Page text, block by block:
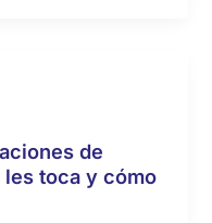
de
les toca y cómo